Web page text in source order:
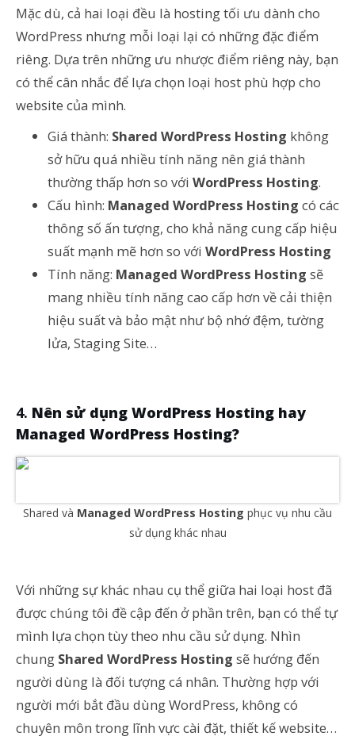
Mặc dù, cả hai loại đều là hosting tối ưu dành cho
WordPress nhưng mỗi loại lại có những đặc điểm
riêng. Dựa trên những ưu nhược điểm riêng này, bạn
có thể cân nhắc để lựa chọn loại host phù hợp cho
website của mình.
Giá thành: Shared WordPress Hosting không
sở hữu quá nhiều tính năng nên giá thành
thường thấp hơn so với WordPress Hosting.
Cấu hình: Managed WordPress Hosting có các
thông số ấn tượng, cho khả năng cung cấp hiệu
suất mạnh mẽ hơn so với WordPress Hosting
Tính năng: Managed WordPress Hosting sẽ
mang nhiều tính năng cao cấp hơn về cải thiện
hiệu suất và bảo mật như bộ nhớ đệm, tường
lửa, Staging Site…
Nên sử dụng WordPress Hosting hay
Managed WordPress Hosting?
Shared và Managed WordPress Hosting phục vụ nhu cầu
sử dụng khác nhau
Với những sự khác nhau cụ thể giữa hai loại host đã
được chúng tôi đề cập đến ở phần trên, bạn có thể tự
mình lựa chọn tùy theo nhu cầu sử dụng. Nhìn
chung Shared WordPress Hosting sẽ hướng đến
người dùng là đối tượng cá nhân. Thường hợp với
người mới bắt đầu dùng WordPress, không có
chuyên môn trong lĩnh vực cài đặt, thiết kế website…